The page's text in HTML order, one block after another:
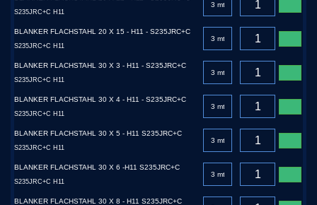
S235JRC+C H11
BLANKER FLACHSTAHL 20 X 15 - H11 - S235JRC+C
S235JRC+C H11
BLANKER FLACHSTAHL 30 X 3 - H11 - S235JRC+C
S235JRC+C H11
BLANKER FLACHSTAHL 30 X 4 - H11 - S235JRC+C
S235JRC+C H11
BLANKER FLACHSTAHL 30 X 5 - H11 S235JRC+C
S235JRC+C H11
BLANKER FLACHSTAHL 30 X 6 -H11 S235JRC+C
S235JRC+C H11
BLANKER FLACHSTAHL 30 X 8 - H11 S235JRC+C